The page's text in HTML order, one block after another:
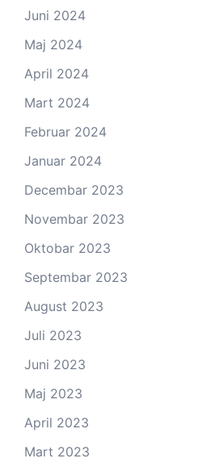
Juni 2024
Maj 2024
April 2024
Mart 2024
Februar 2024
Januar 2024
Decembar 2023
Novembar 2023
Oktobar 2023
Septembar 2023
August 2023
Juli 2023
Juni 2023
Maj 2023
April 2023
Mart 2023